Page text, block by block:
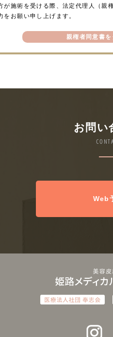
が施術を受ける際、法定代理人（親
をお願い申し上げます。
親権者同意書
お問い
Web